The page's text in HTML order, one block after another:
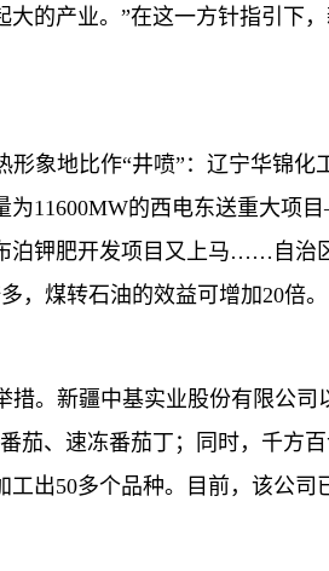
的产业。”在这一方针指引下
地比作“井喷”：辽宁华锦化
为11600MW的西电东送重大
泊钾肥开发项目又上马……自治
，煤转石油的效益可增加20倍。
。新疆中基实业股份有限公司
茄、速冻番茄丁；同时，千方
出50多个品种。目前，该公